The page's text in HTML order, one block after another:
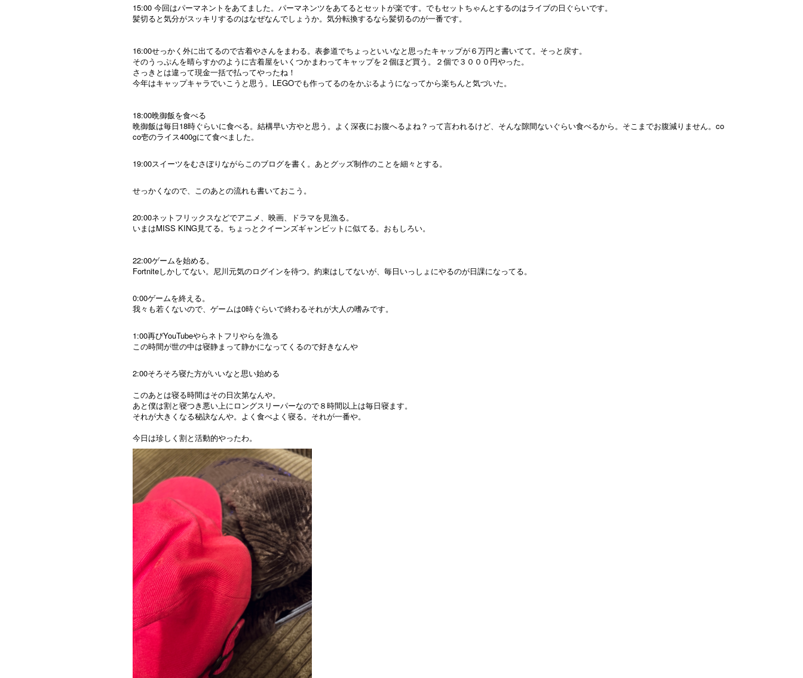
15:00 今回はパーマネントをあてました。パーマネンツをあてるとセットが楽です。でもセットちゃんとするのはライブの日ぐらいです。
髪切ると気分がスッキリするのはなぜなんでしょうか。気分転換するなら髪切るのが一番です。
16:00せっかく外に出てるので古着やさんをまわる。表参道でちょっといいなと思ったキャップが６万円と書いてて。そっと戻す。
そのうっぷんを晴らすかのように古着屋をいくつかまわってキャップを２個ほど買う。２個で３０００円やった。
さっきとは違って現金一括で払ってやったね！
今年はキャップキャラでいこうと思う。LEGOでも作ってるのをかぶるようになってから楽ちんと気づいた。
18:00晩御飯を食べる
晩御飯は毎日18時ぐらいに食べる。結構早い方やと思う。よく深夜にお腹へるよね？って言われるけど、そんな隙間ないぐらい食べるから。そこまでお腹減りません。co
co壱のライス400gにて食べました。
19:00スイーツをむさぼりながらこのブログを書く。あとグッズ制作のことを細々とする。
せっかくなので、このあとの流れも書いておこう。
20:00ネットフリックスなどでアニメ、映画、ドラマを見漁る。
いまはMISS KING見てる。ちょっとクイーンズギャンビットに似てる。おもしろい。
22:00ゲームを始める。
Fortniteしかしてない。尼川元気のログインを待つ。約束はしてないが、毎日いっしょにやるのが日課になってる。
0:00ゲームを終える。
我々も若くないので、ゲームは0時ぐらいで終わるそれが大人の嗜みです。
1:00再びYouTubeやらネトフリやらを漁る
この時間が世の中は寝静まって静かになってくるので好きなんや
2:00そろそろ寝た方がいいなと思い始める
このあとは寝る時間はその日次第なんや。
あと僕は割と寝つき悪い上にロングスリーパーなので８時間以上は毎日寝ます。
それが大きくなる秘訣なんや。よく食べよく寝る。それが一番や。
今日は珍しく割と活動的やったわ。